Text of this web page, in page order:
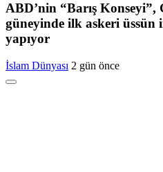
ABD’nin “Barış Konseyi”,
güneyinde ilk askeri üssün
yapıyor
İslam Dünyası 2 gün önce